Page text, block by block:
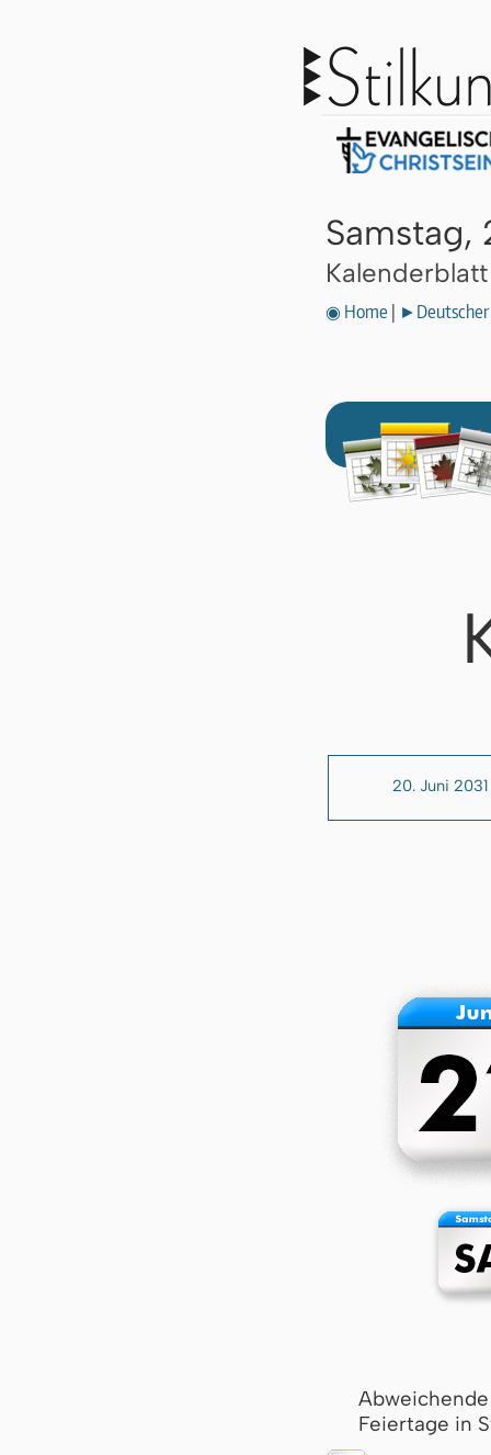
Samstag,
◉ Home ►Deutscher
20. Juni 2031
Feiertage in